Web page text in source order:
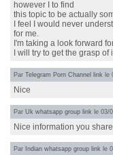
however I to find
this topic to be actually
I feel I would never
for me.
I'm taking a look forward
I will try to get the grasp of
Par Telegram Porn Channel link le
Nice
Par Uk whatsapp group link le 03/
Nice information you
Par Indian whatsapp group link le